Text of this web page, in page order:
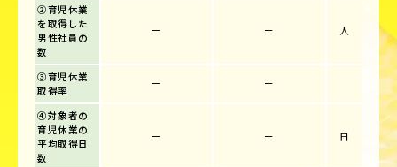
②育児休業
を取得した
男性社員の
数
ー ー 人
③育児休業
取得率
ー ー
④対象者の
育児休業の
平均取得日
数
ー ー 日